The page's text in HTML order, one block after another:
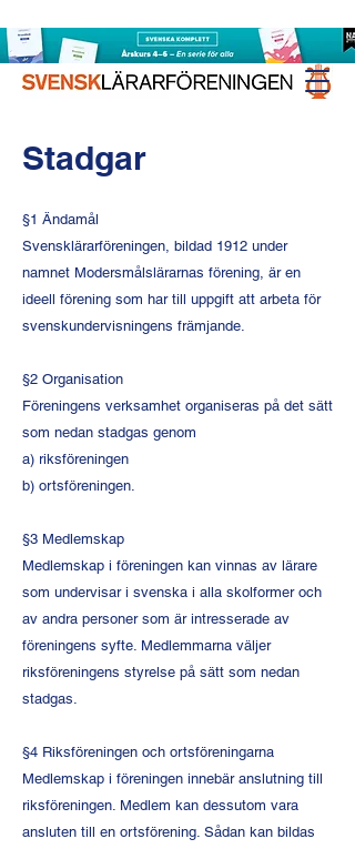
Stadgar
§1 Ändamål
Svensklärarföreningen, bildad 1912 under
namnet Modersmålslärarnas förening, är en
ideell förening som har till uppgift att arbeta för
svenskundervisningens främjande.
§2 Organisation
Föreningens verksamhet organiseras på det sätt
som nedan stadgas genom
a) riksföreningen
b) ortsföreningen.
§3 Medlemskap
Medlemskap i föreningen kan vinnas av lärare
som undervisar i svenska i alla skolformer och
av andra personer som är intresserade av
föreningens syfte. Medlemmarna väljer
riksföreningens styrelse på sätt som nedan
stadgas.
§4 Riksföreningen och ortsföreningarna
Medlemskap i föreningen innebär anslutning till
riksföreningen. Medlem kan dessutom vara
ansluten till en ortsförening. Sådan kan bildas